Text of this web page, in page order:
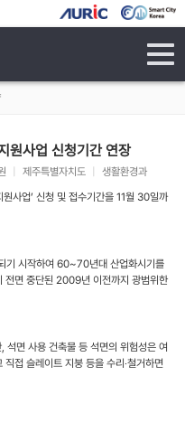
원사업 신청기간 연장
제주특별자치도
생활환경과
사업’ 신청 및 접수기간을 11월 30일까
기 시작하여 60~70년대 산업화시기를
전면 중단된 2009년 이전까지 광범위한
면 사용 건축물 등 석면의 위험성은 여
접 슬레이트 지붕 등을 수리‧철거하면